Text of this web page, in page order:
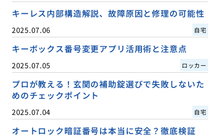
キーレス内部構造解説、故障原因と修理の可能性
2025.07.06 自宅
キーボックス番号変更アプリ活用術と注意点
2025.07.05 ロッカー
プロが教える！玄関の補助錠選びで失敗しないた
めのチェックポイント
2025.07.04 自宅
オートロック暗証番号は本当に安全？徹底検証